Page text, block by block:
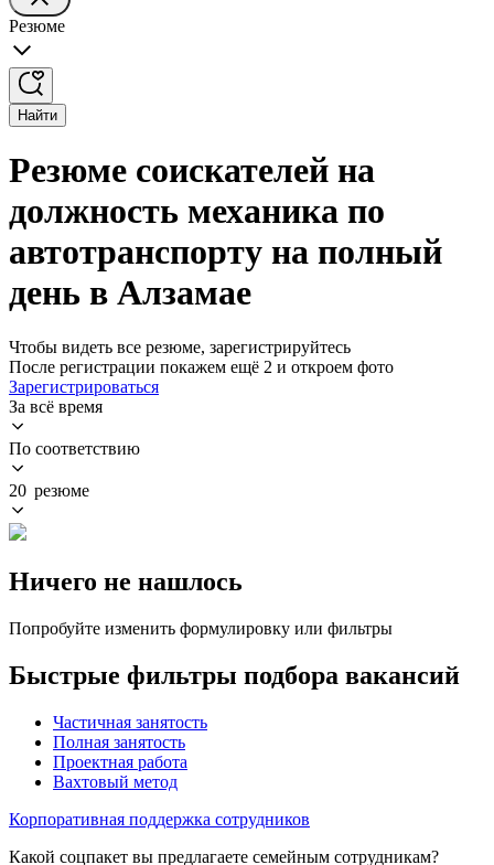
Резюме
Найти
Резюме соискателей на
должность механика по
автотранспорту на полный
день в Алзамае
Чтобы видеть все резюме, зарегистрируйтесь
После регистрации покажем ещё 2 и откроем фото
Зарегистрироваться
За всё время
По соответствию
20 резюме
Ничего не нашлось
Попробуйте изменить формулировку или фильтры
Быстрые фильтры подбора вакансий
Частичная занятость
Полная занятость
Проектная работа
Вахтовый метод
Корпоративная поддержка сотрудников
Какой соцпакет вы предлагаете семейным сотрудникам?